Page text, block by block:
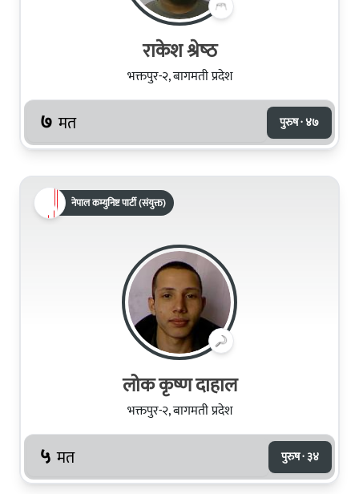
राकेश श्रेष्‍ठ
भक्तपुर-२, बागमती प्रदेश
७ मत पुरुष · ४७
नेपाल कम्युनिष्ट पार्टी (संयुक्त)
लोक कृष्ण दाहाल
भक्तपुर-२, बागमती प्रदेश
५ मत पुरुष · ३४